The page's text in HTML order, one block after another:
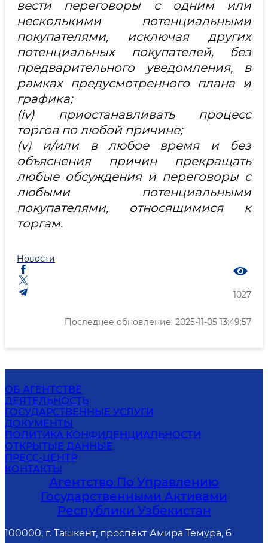
вести переговоры с одним или
несколькими потенциальными
покупателями, исключая других
потенциальных покупателей, без
предварительного уведомления, в
рамках предусмотренного плана и
графика;
(iv) приостанавливать процесс
торгов по любой причине;
(v) и/или в любое время и без
объяснения причин прекращать
любые обсуждения и переговоры с
любыми потенциальными
покупателями, относящимися к
торгам.
Новости
1027
Последнее обновление: 2025-11-05 13:49:57
ОБ АГЕНТСТВЕ
ДЕЯТЕЛЬНОСТЬ
ГОСУДАРСТВЕННЫЕ УСЛУГИ
ДОКУМЕНТЫ
ПОЛИТИКА КОНФИДЕНЦИАЛЬНОСТИ
ОТКРЫТЫЕ ДАННЫЕ
ПРЕСС-ЦЕНТР
КОНТАКТЫ
Агентство По Управлению
Государственными Активами
Республики Узбекистан
100000, г. Ташкент, проспект Амира Темура, 6